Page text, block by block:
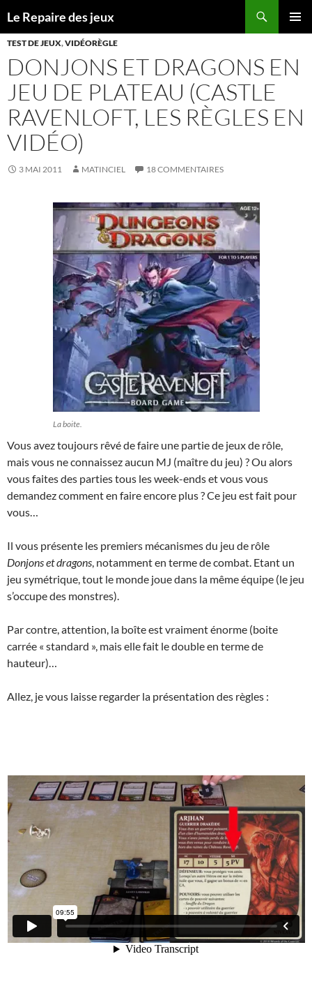
Le Repaire des jeux
AU
CONTENU
TEST DE JEUX,VIDÉORÈGLE
DONJONS ET DRAGONS EN
JEU DE PLATEAU (CASTLE
RAVENLOFT, LES RÈGLES EN
VIDÉO)
3 MAI 2011 MATINCIEL 18 COMMENTAIRES
La boite.
Vous avez toujours rêvé de faire une partie de jeux de rôle,
mais vous ne connaissez aucun MJ (maître du jeu) ? Ou alors
vous faites des parties tous les week-ends et vous vous
demandez comment en faire encore plus ? Ce jeu est fait pour
vous…
Il vous présente les premiers mécanismes du jeu de rôle
Donjons et dragons, notamment en terme de combat. Etant un
jeu symétrique, tout le monde joue dans la même équipe (le jeu
s’occupe des monstres).
Par contre, attention, la boîte est vraiment énorme (boite
carrée « standard », mais elle fait le double en terme de
hauteur)…
Allez, je vous laisse regarder la présentation des règles :